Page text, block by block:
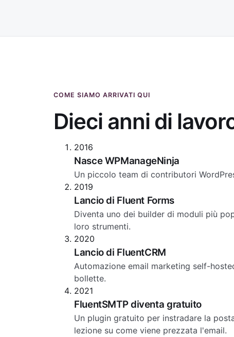
COME SIAMO ARRIVATI QUI
Dieci anni di
2016
Nasce WPManageNinja
Un piccolo team di contributori
2019
Lancio di Fluent Forms
Diventa uno dei builder di moduli più
loro strumenti.
2020
Lancio di FluentCRM
Automazione email marketing self-
bollette.
2021
FluentSMTP diventa gratuito
Un plugin gratuito per instradare la
lezione su come viene prezzata l'email.